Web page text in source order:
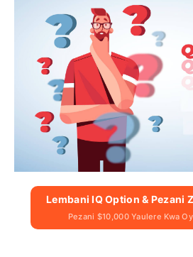
Lembani IQ Option & Pezani
Pezani $10,000 Yaulere Kwa